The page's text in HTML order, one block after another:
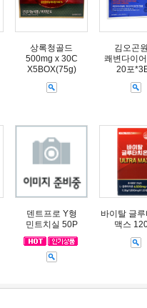
상록청골드
500mg x 30C
X5BOX(75g)
김오곤
쾌변다이
20포
덴트프로 Y형
민트치실 50P
바이탈 글
맥스